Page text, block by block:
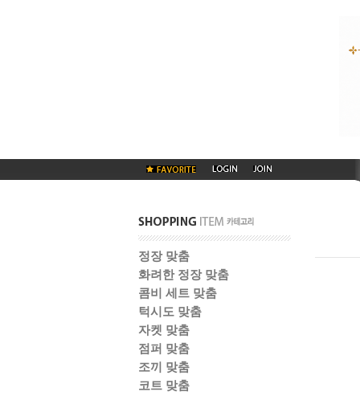
정장 맞춤
화려한 정장 맞춤
콤비 세트 맞춤
턱시도 맞춤
자켓 맞춤
점퍼 맞춤
조끼 맞춤
코트 맞춤